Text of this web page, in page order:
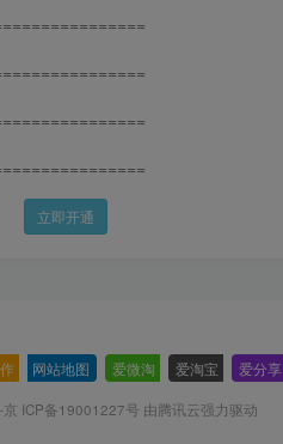
立即开通
网站地图 爱微淘 爱淘宝 爱分享
ICP备19001227号 由腾讯云强力驱动